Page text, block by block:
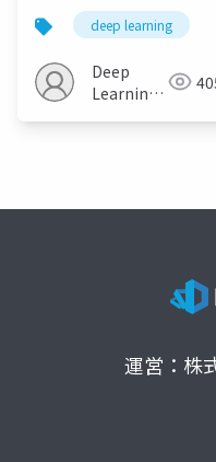
deep learning
Deep
Learning
運営：株